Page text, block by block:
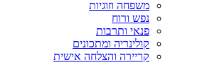
משפחה וזוגיות
נפש ורוח
פנאי ותרבות
קולינריה ומתכונים
קריירה והצלחה אישית